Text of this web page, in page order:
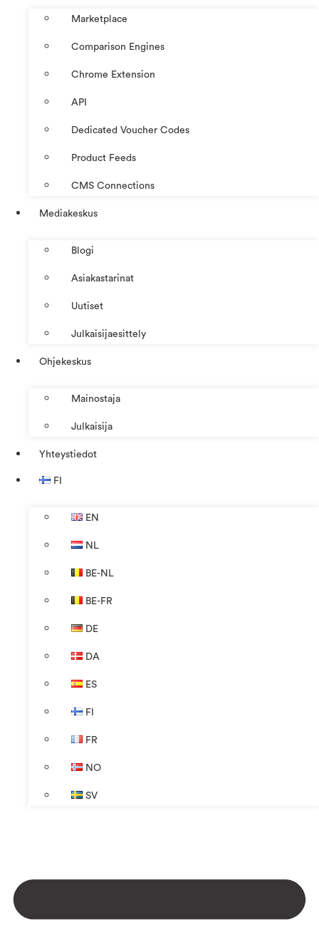
Marketplace
Comparison Engines
Chrome Extension
API
Dedicated Voucher Codes
Product Feeds
CMS Connections
Mediakeskus
Blogi
Asiakastarinat
Uutiset
Julkaisijaesittely
Ohjekeskus
Mainostaja
Julkaisija
Yhteystiedot
FI
EN
NL
BE-NL
BE-FR
DE
DA
ES
FI
FR
NO
SV